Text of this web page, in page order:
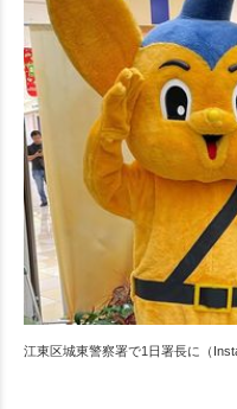
江東区城東警察署で1日署長に（